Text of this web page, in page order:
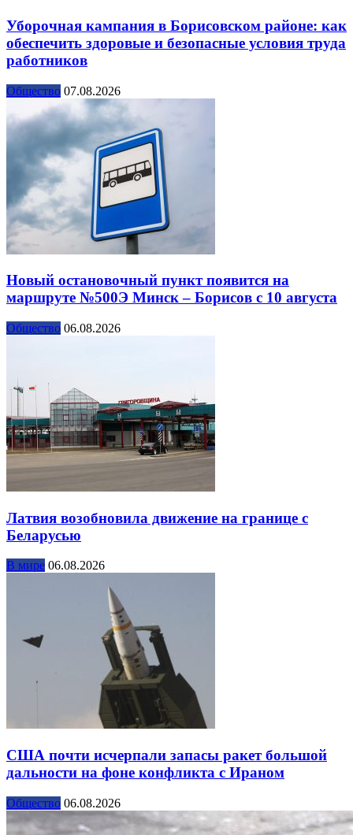
Уборочная кампания в Борисовском районе: как
обеспечить здоровые и безопасные условия труда
работников
Общество 07.08.2026
Новый остановочный пункт появится на
маршруте №500Э Минск – Борисов с 10 августа
Общество 06.08.2026
Латвия возобновила движение на границе с
Беларусью
В мире 06.08.2026
США почти исчерпали запасы ракет большой
дальности на фоне конфликта с Ираном
Общество 06.08.2026